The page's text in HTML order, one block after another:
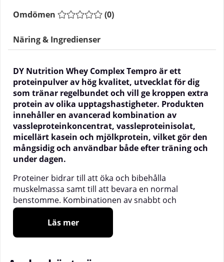
Omdömen (0)
Näring & Ingredienser
DY Nutrition Whey Complex Tempro är ett
proteinpulver av hög kvalitet, utvecklat för dig
som tränar regelbundet och vill ge kroppen extra
protein av olika upptagshastigheter. Produkten
innehåller en avancerad kombination av
vassleproteinkoncentrat, vassleproteinisolat,
micellärt kasein och mjölkprotein, vilket gör den
mångsidig och användbar både efter träning och
under dagen.
Proteiner bidrar till att öka och bibehålla
muskelmassa samt till att bevara en normal
benstomme. Kombinationen av snabbt och
långsamt upptagande proteiner gör att kroppen får
en jämn tillförsel av aminosyror över tid.
Whey Complex Tempro är lätt att blanda och finns i
Läs mer